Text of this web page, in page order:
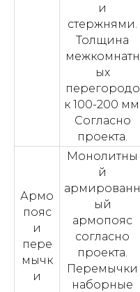
и
стержнями.
Толщина
межкомнатн
ых
перегородо
к 100-200 мм.
Согласно
проекта.
Армо
пояс
и
пере
мычк
и
Монолитны
й
армированн
ый
армопояс
согласно
проекта.
Перемычки
наборные